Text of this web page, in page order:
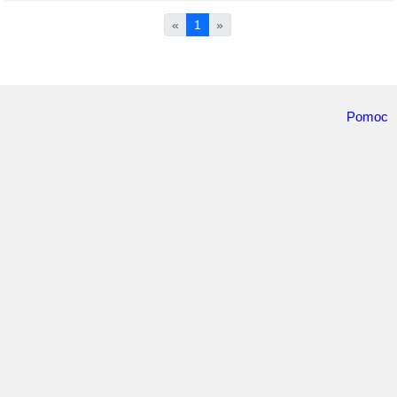
« 1 »
Pomoc